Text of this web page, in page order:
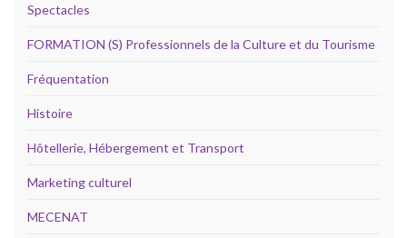
Spectacles
FORMATION (S) Professionnels de la Culture et du Tourisme
Fréquentation
Histoire
Hôtellerie, Hébergement et Transport
Marketing culturel
MECENAT